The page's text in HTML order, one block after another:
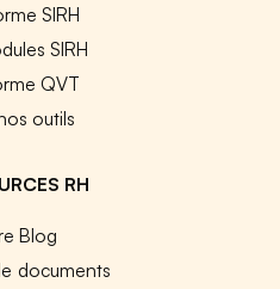
SIRH
SIRH
QVT
outils
RH
Blog
documents